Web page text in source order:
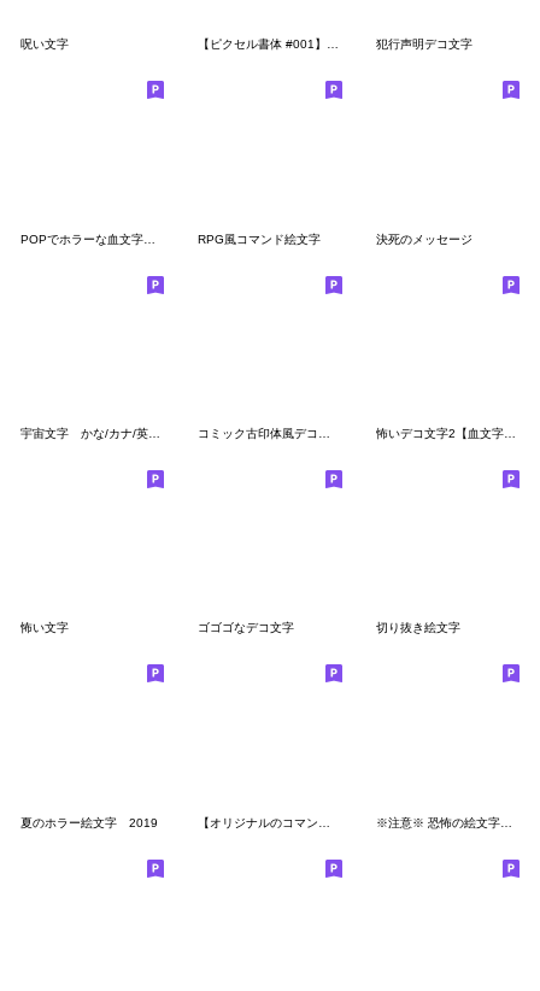
呪い文字 【ピクセル書体 #001】 デジタル絵文字 犯行声明デコ文字
RPG風コマンド絵文字 決死のメッセージ
怖いデコ文字2【血文字風】絵文字
怖い文字 ゴゴゴなデコ文字 切り抜き絵文字
夏のホラー絵文字 2019 ※注意※ 恐怖の絵文字、、、三つ目